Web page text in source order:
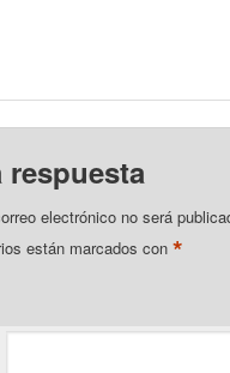
respuesta
electrónico no será
están marcados con*